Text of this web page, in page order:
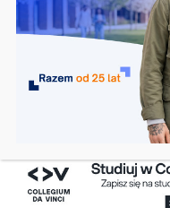
energetyce